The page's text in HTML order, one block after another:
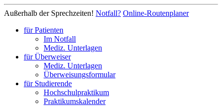
Außerhalb der Sprechzeiten! Notfall? Online-Routenplaner
für Patienten
Im Notfall
Mediz. Unterlagen
für Überweiser
Mediz. Unterlagen
Überweisungsformular
für Studierende
Hochschulpraktikum
Praktikumskalender